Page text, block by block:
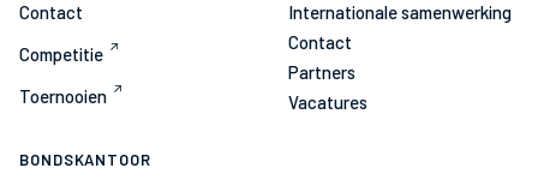
Contact
Competitie
Toernooien
Internationale samenwerking
Contact
Partners
Vacatures
BONDSKANTOOR